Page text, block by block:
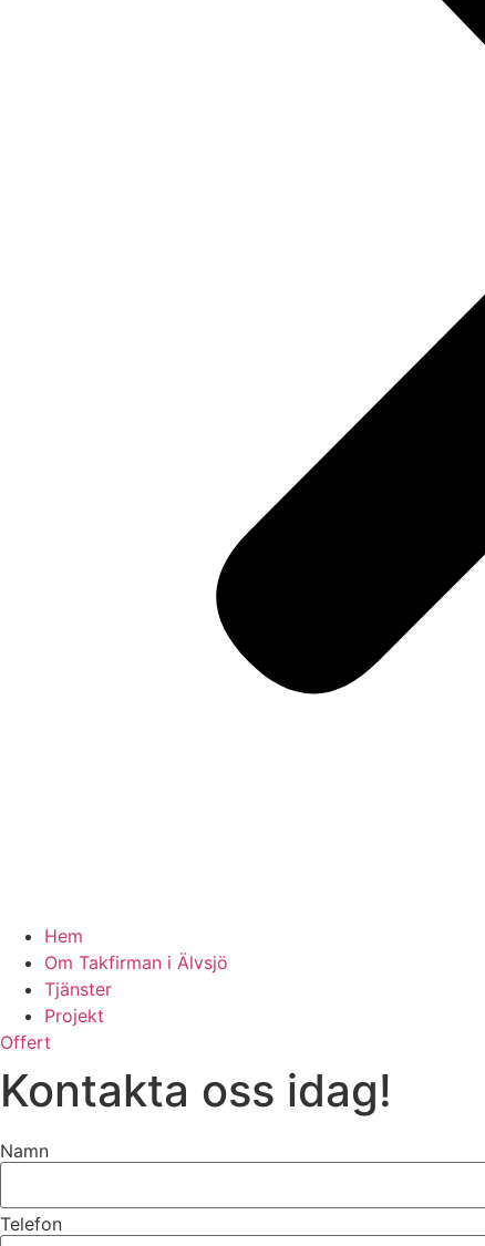
Hem
Om Takfirman i Älvsjö
Tjänster
Projekt
Offert
Kontakta oss idag!
Namn
Telefon